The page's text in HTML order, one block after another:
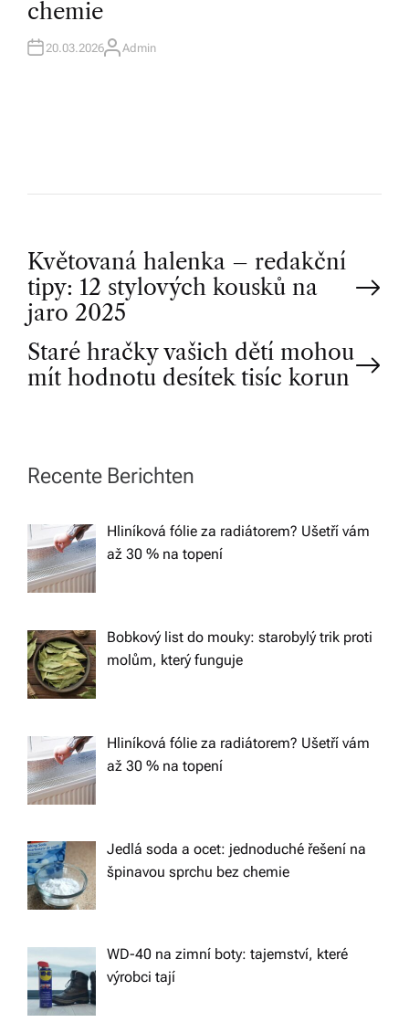
I
N
chemie
20.03.2026A
Admin
P
o
s
n
v
i
g
a
t
i
o
n
Květovaná halenka – redakční
tipy: 12 stylových kousků na
jaro 2025
Staré hračky vašich dětí mohou
mít hodnotu desítek tisíc korun
Recente Berichten
Hliníková fólie za radiátorem? Ušetří vám
až 30 % na topení
Bobkový list do mouky: starobylý trik proti
molům, který funguje
Hliníková fólie za radiátorem? Ušetří vám
až 30 % na topení
Jedlá soda a ocet: jednoduché řešení na
špinavou sprchu bez chemie
WD-40 na zimní boty: tajemství, které
výrobci tají